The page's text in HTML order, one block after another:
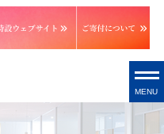
MENU